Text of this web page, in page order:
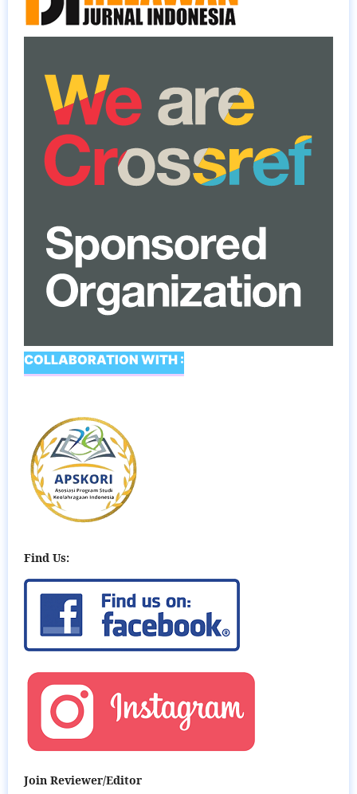
COLLABORATION WITH :
Find Us:
Join Reviewer/Editor